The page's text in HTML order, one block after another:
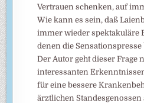
Vertrauen schenken, auf
Wie kann es sein, daß
immer wieder spektakuläre
denen die Sensationspresse
Der Autor geht dieser Frage
interessanten
für eine bessere
ärztlichen Standesgenossen